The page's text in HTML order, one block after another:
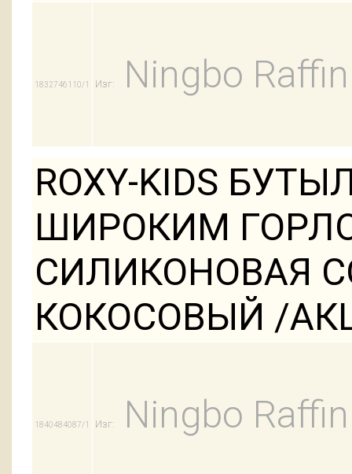
1832746110/1 Изг: Ningbo
ROXY-KIDS
ШИРОКИМ
СИЛИКОНОВАЯ
КОКОСОВЫЙ /
1840484087/1 Изг: Ningbo